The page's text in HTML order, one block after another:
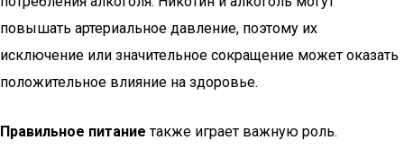
повышать артериальное давление, поэтому их
исключение или значительное сокращение может оказать
положительное влияние на здоровье.
Правильное питание также играет важную роль.